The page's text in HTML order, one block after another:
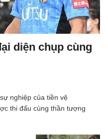
diện chụp cùng
nghiệp của tiền vệ
thi đấu cùng thần tượng